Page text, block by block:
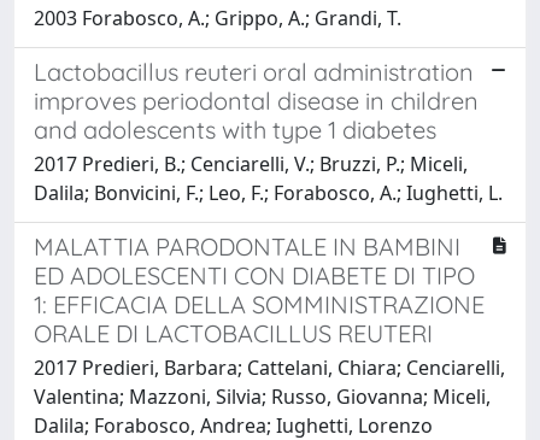
2003 Forabosco, A.; Grippo, A.; Grandi, T.
Lactobacillus reuteri oral administration
improves periodontal disease in children
and adolescents with type 1 diabetes
2017 Predieri, B.; Cenciarelli, V.; Bruzzi, P.; Miceli,
Dalila; Bonvicini, F.; Leo, F.; Forabosco, A.; Iughetti, L.
MALATTIA PARODONTALE IN BAMBINI
ED ADOLESCENTI CON DIABETE DI TIPO
1: EFFICACIA DELLA SOMMINISTRAZIONE
ORALE DI LACTOBACILLUS REUTERI
2017 Predieri, Barbara; Cattelani, Chiara; Cenciarelli,
Valentina; Mazzoni, Silvia; Russo, Giovanna; Miceli,
Dalila; Forabosco, Andrea; Iughetti, Lorenzo